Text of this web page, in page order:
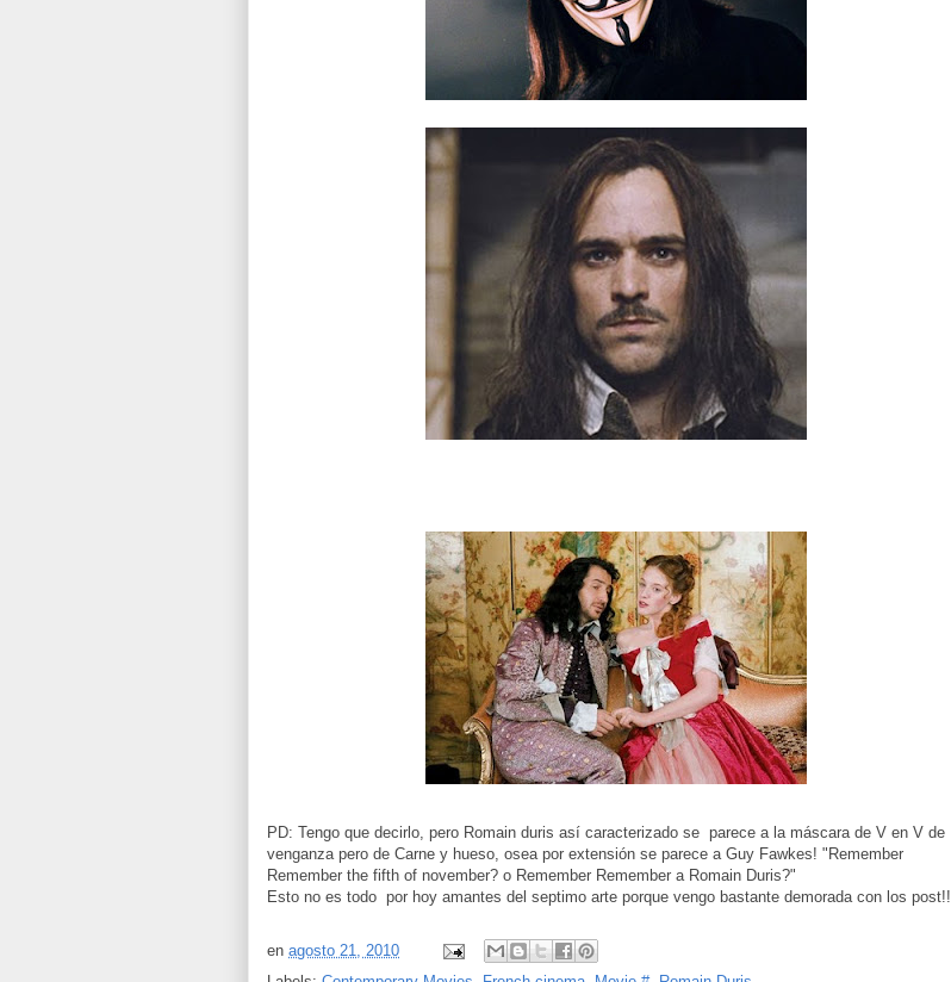
PD: Tengo que decirlo, pero Romain duris así caracterizado se parece a la máscara de V en V de
venganza pero de Carne y hueso, osea por extensión se parece a Guy Fawkes! "Remember
Remember the fifth of november? o Remember Remember a Romain Duris?"
Esto no es todo por hoy amantes del septimo arte porque vengo bastante demorada con los post!!
en agosto 21, 2010